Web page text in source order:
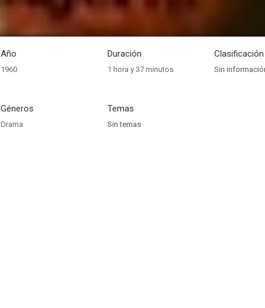
Año
1960
Duración
1 hora y 37 minutos Sin
Géneros
Drama
Temas
Sin temas